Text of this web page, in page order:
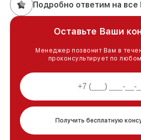
Подробно ответим на
Оставьте Ваши
Менеджер позвонит Вам в
проконсультирует по
Получить бесплатную